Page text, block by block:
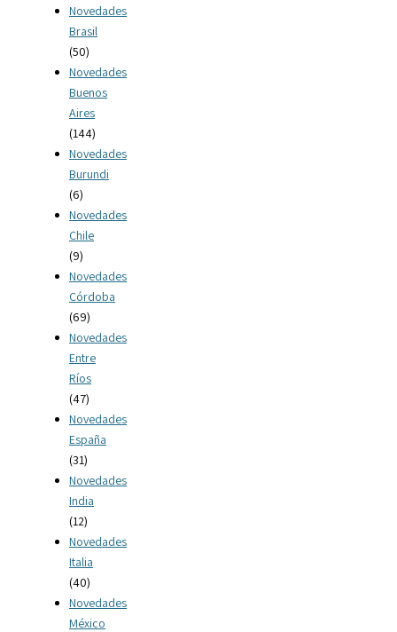
Novedades
Brasil
(50)
Novedades
Buenos
Aires
(144)
Novedades
Burundi
(6)
Novedades
Chile
(9)
Novedades
Córdoba
(69)
Novedades
Entre
Ríos
(47)
Novedades
España
(31)
Novedades
India
(12)
Novedades
Italia
(40)
Novedades
México